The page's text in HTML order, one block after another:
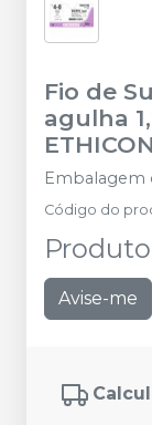
Fio de
agulha
ETHICON
Embalagem
Código do
Avise-me